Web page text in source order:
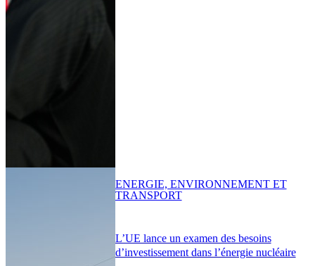
L’UE lance un examen des besoins
d’investissement dans l’énergie nucléaire
ENERGIE, ENVIRONNEMENT ET
TRANSPORT